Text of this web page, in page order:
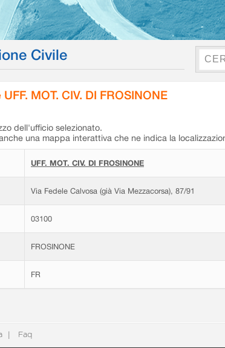
Civile
MOT. CIV. DI FROSINONE
dell'ufficio selezionato.
una mappa interattiva che ne indica la
UFF. MOT. CIV. DI FROSINONE
Via Fedele Calvosa (già Via Mezzacorsa), 87/91
03100
FROSINONE
FR
Faq